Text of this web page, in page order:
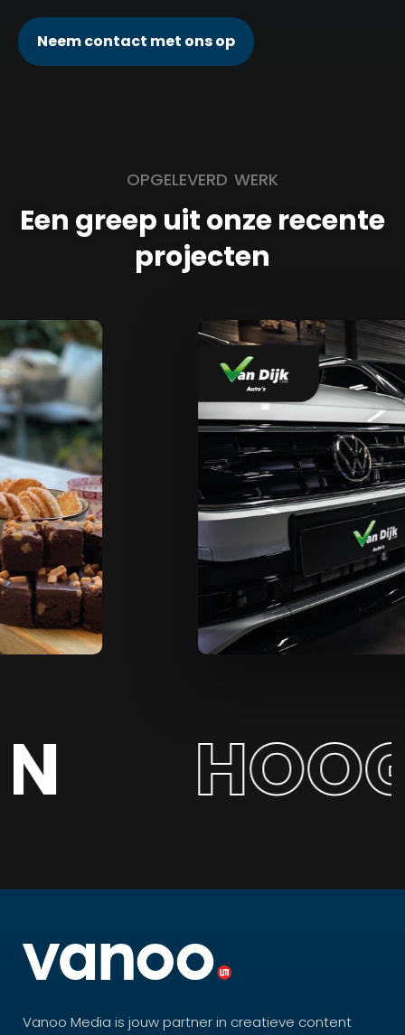
Neem contact met ons op
OPGELEVERD WERK
Een greep uit onze recente
projecten
HOOG
Vanoo Media is jouw partner in creatieve content